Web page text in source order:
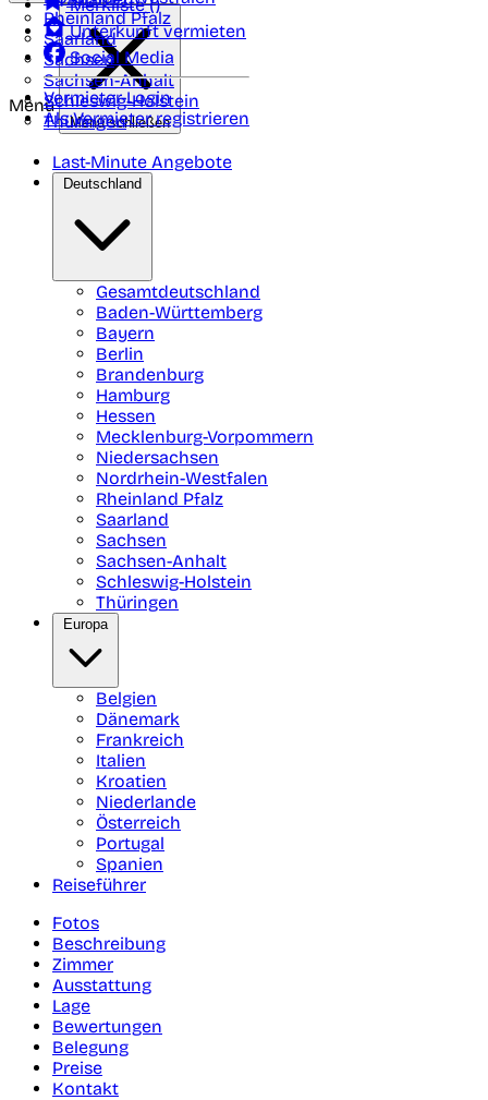
Rheinland Pfalz
Saarland
Sachsen
Sachsen-Anhalt
Schleswig-Holstein
Thüringen
Merkliste ()
Unterkunft vermieten
Social Media
Vermieter-Login
Als Vermieter registrieren
Menü
Menü schließen
Last-Minute Angebote
Deutschland
Gesamtdeutschland
Baden-Württemberg
Bayern
Berlin
Brandenburg
Hamburg
Hessen
Mecklenburg-Vorpommern
Niedersachsen
Nordrhein-Westfalen
Rheinland Pfalz
Saarland
Sachsen
Sachsen-Anhalt
Schleswig-Holstein
Thüringen
Europa
Belgien
Dänemark
Frankreich
Italien
Kroatien
Niederlande
Österreich
Portugal
Spanien
Reiseführer
Fotos
Beschreibung
Zimmer
Ausstattung
Lage
Bewertungen
Belegung
Preise
Kontakt